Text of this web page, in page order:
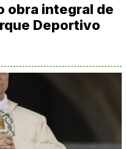
obra integral de
Deportivo